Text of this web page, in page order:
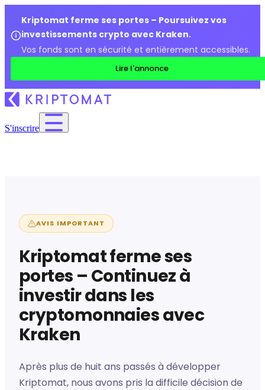
Kriptomat ferme ses portes – Poursuivez vos
investissements crypto avec Kraken.
Vos fonds sont en sécurité et entièrement accessibles.
Lire l'annonce
S'inscrire
AVIS IMPORTANT
Kriptomat ferme ses
portes – Continuez à
investir dans les
cryptomonnaies avec
Kraken
Après plus de huit ans passés à développer
Kriptomat, nous avons pris la difficile décision de